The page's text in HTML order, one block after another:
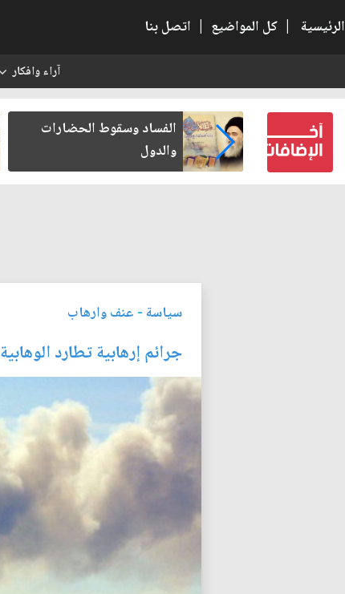
الرئيسية | كل المواضيع | اتصل بنا
آراء وافكار
كتب لنفسه
الفساد وسقوط الحضارات
والدول
سياسة- عنف وارهاب
جرائم إرهابية تطارد الوهابية